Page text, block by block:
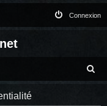
Connexion